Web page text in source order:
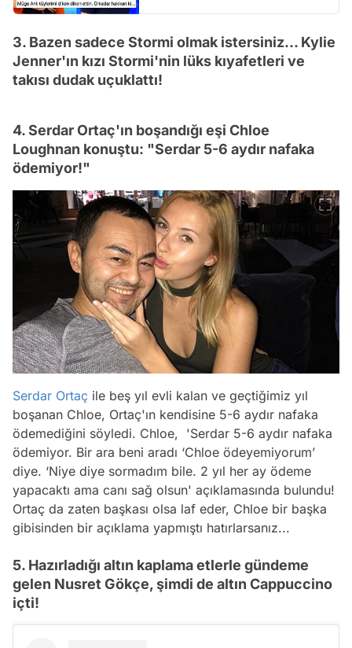
3. Bazen sadece Stormi olmak istersiniz... Kylie
Jenner'ın kızı Stormi'nin lüks kıyafetleri ve
takısı dudak uçuklattı!
4. Serdar Ortaç'ın boşandığı eşi Chloe
Loughnan konuştu: "Serdar 5-6 aydır nafaka
ödemiyor!"
Serdar Ortaç ile beş yıl evli kalan ve geçtiğimiz yıl
boşanan Chloe, Ortaç'ın kendisine 5-6 aydır nafaka
ödemediğini söyledi. Chloe, 'Serdar 5-6 aydır nafaka
ödemiyor. Bir ara beni aradı ‘Chloe ödeyemiyorum’
diye. ‘Niye diye sormadım bile. 2 yıl her ay ödeme
yapacaktı ama canı sağ olsun' açıklamasında bulundu!
Ortaç da zaten başkası olsa laf eder, Chloe bir başka
gibisinden bir açıklama yapmıştı hatırlarsanız...
5. Hazırladığı altın kaplama etlerle gündeme
gelen Nusret Gökçe, şimdi de altın Cappuccino
içti!